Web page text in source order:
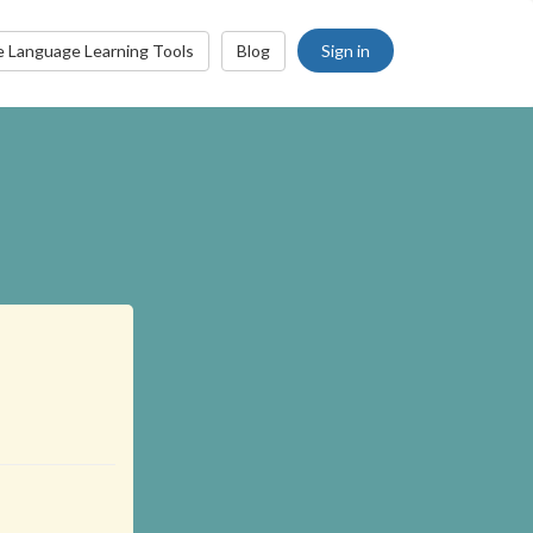
Sign in
Blog
Language Learning Tools